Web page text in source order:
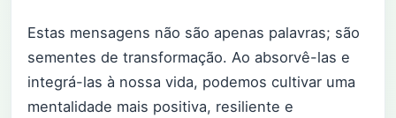
Estas mensagens não são apenas palavras; são
sementes de transformação. Ao absorvê-las e
integrá-las à nossa vida, podemos cultivar uma
mentalidade mais positiva, resiliente e